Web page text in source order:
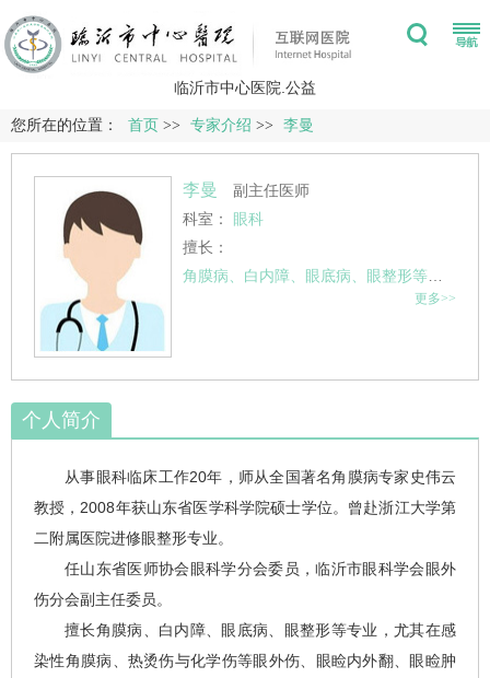
临沂市中心医院.公益
您所在的位置： 首页 >> 专家介绍 >> 李曼
李曼
副主任医师
科室： 眼科
擅长：
更多>>
个人简介
从事眼科临床工作20年，师从全国著名角膜病专家史伟云
教授，2008年获山东省医学科学院硕士学位。曾赴浙江大学第
二附属医院进修眼整形专业。
任山东省医师协会眼科学分会委员，临沂市眼科学会眼外
伤分会副主任委员。
擅长角膜病、白内障、眼底病、眼整形等专业，尤其在感
染性角膜病、热烫伤与化学伤等眼外伤、眼睑内外翻、眼睑肿